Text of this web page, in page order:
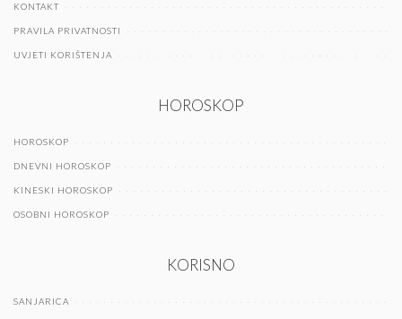
KONTAKT
PRAVILA PRIVATNOSTI
UVJETI KORIŠTENJA
HOROSKOP
HOROSKOP
DNEVNI HOROSKOP
KINESKI HOROSKOP
OSOBNI HOROSKOP
KORISNO
SANJARICA